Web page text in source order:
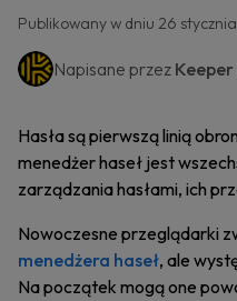
Publikowany w dniu 26
Napisane przez
Hasła są pierwszą linią
menedżer haseł jest
zarządzania hasłami, ich
Nowoczesne przeglądarki
menedżera haseł, ale
Na początek mogą one